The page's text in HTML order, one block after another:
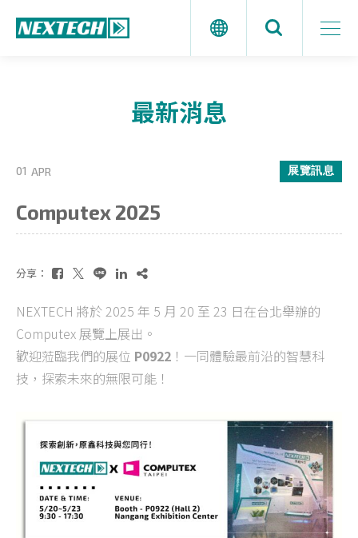
最新消息
01 APR 展覽訊息
Computex 2025
分享：
NEXTECH 將於 2025 年 5 月 20 至 23 日在台北舉辦的
Computex 展覽上展出。
歡迎蒞臨我們的展位 P0922 ！一同體驗最前沿的智慧科
技，探索未來的無限可能！